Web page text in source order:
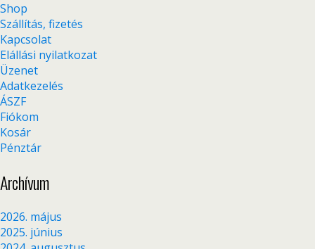
Shop
Szállítás, fizetés
Kapcsolat
Elállási nyilatkozat
Üzenet
Adatkezelés
ÁSZF
Fiókom
Kosár
Pénztár
Archívum
2026. május
2025. június